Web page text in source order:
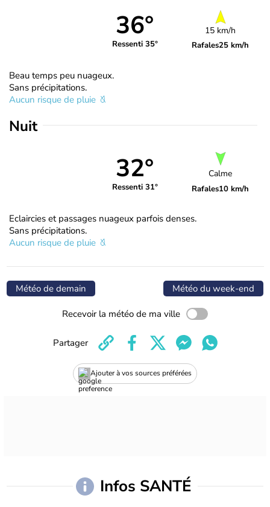
36°
Ressenti 35°
15 km/h
Rafales25 km/h
Beau temps peu nuageux.
Sans précipitations.
Aucun risque de pluie
Nuit
32°
Ressenti 31°
Calme
Rafales10 km/h
Eclaircies et passages nuageux parfois denses.
Sans précipitations.
Aucun risque de pluie
Météo de demain Météo du week-end
Recevoir la météo de ma ville
Ajouter à vos sources préférées
Partager
Infos SANTÉ